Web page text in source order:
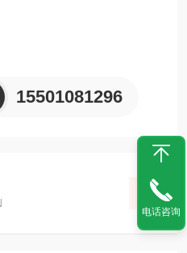
15501081296
电话咨询